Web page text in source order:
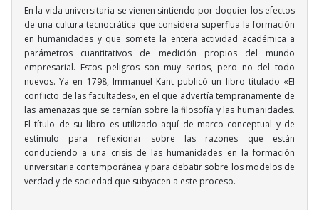
En la vida universitaria se vienen sintiendo por doquier los efectos
de una cultura tecnocrática que considera superflua la formación
en humanidades y que somete la entera actividad académica a
parámetros cuantitativos de medición propios del mundo
empresarial. Estos peligros son muy serios, pero no del todo
nuevos. Ya en 1798, Immanuel Kant publicó un libro titulado «El
conflicto de las facultades», en el que advertía tempranamente de
las amenazas que se cernían sobre la filosofía y las humanidades.
El título de su libro es utilizado aquí de marco conceptual y de
estímulo para reflexionar sobre las razones que están
conduciendo a una crisis de las humanidades en la formación
universitaria contemporánea y para debatir sobre los modelos de
verdad y de sociedad que subyacen a este proceso.